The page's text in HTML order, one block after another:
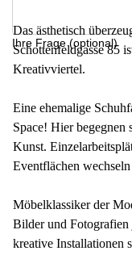
Ihre Frage (optional)
Das ästhetisch
Schottenfeldgasse 85
Kreativviertel.
Eine ehemalige
Space! Hier begegnen
Kunst.
Eventflächen
Möbelklassiker der
Bilder und Fotografien
kreative Installationen